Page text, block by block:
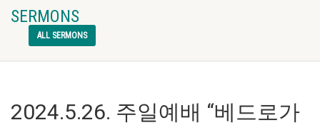
SERMONS
ALL SERMONS
2024.5.26. 주일예배 “베드로가